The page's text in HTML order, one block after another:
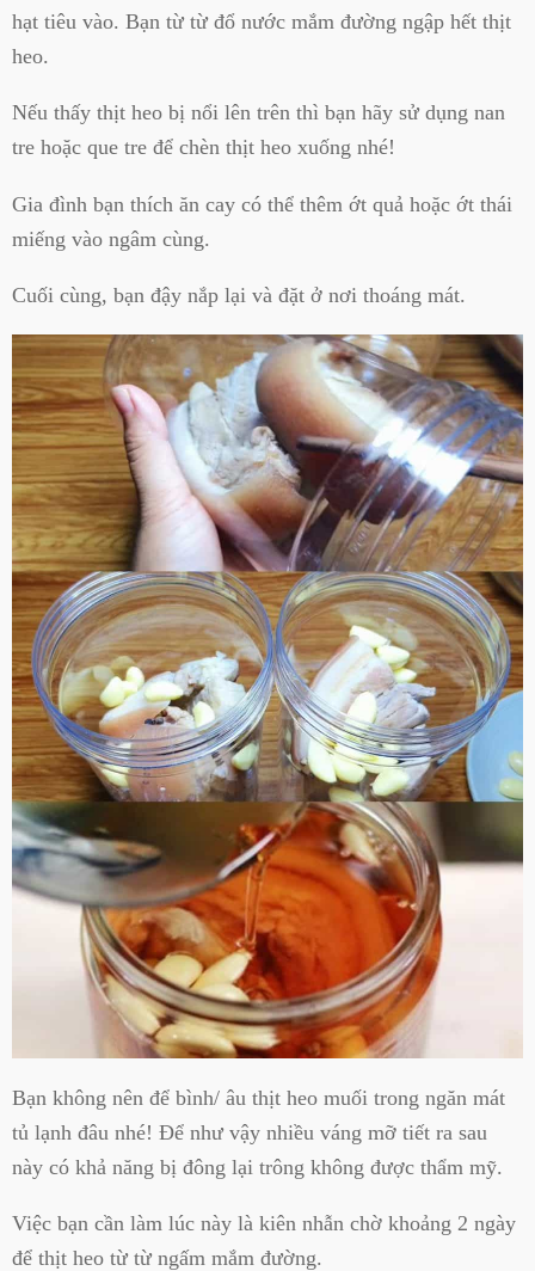
hạt tiêu vào. Bạn từ từ đổ nước mắm đường ngập hết thịt
heo.
Nếu thấy thịt heo bị nổi lên trên thì bạn hãy sử dụng nan
tre hoặc que tre để chèn thịt heo xuống nhé!
Gia đình bạn thích ăn cay có thể thêm ớt quả hoặc ớt thái
miếng vào ngâm cùng.
Cuối cùng, bạn đậy nắp lại và đặt ở nơi thoáng mát.
Bạn không nên để bình/ âu thịt heo muối trong ngăn mát
tủ lạnh đâu nhé! Để như vậy nhiều váng mỡ tiết ra sau
này có khả năng bị đông lại trông không được thẩm mỹ.
Việc bạn cần làm lúc này là kiên nhẫn chờ khoảng 2 ngày
để thịt heo từ từ ngấm mắm đường.